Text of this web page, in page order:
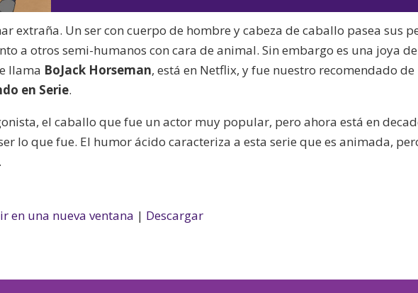
audio
teclas
de
flecha
arriba/
o
extraña. Un ser con cuerpo de hombre y cabeza de caballo pasea sus
a otros semi-humanos con cara de animal. Sin embargo es una joya
llama BoJack Horseman, está en Netflix, y fue nuestro recomendado de
en Serie.
el caballo que fue un actor muy popular, pero ahora está en
lo que fue. El humor ácido caracteriza a esta serie que es animada,
en una nueva ventana | Descargar